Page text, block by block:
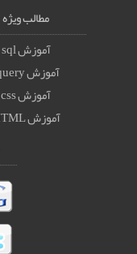
مطالب ویژه
آموزش sql
آموزش jquery
آموزش css
آموزش HTML